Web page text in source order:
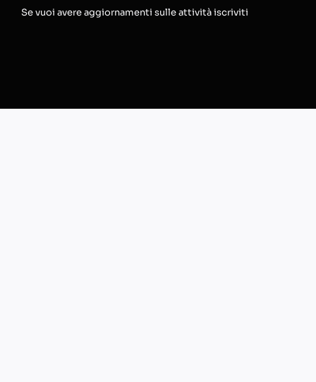
Se vuoi avere aggiornamenti sulle attività iscriviti